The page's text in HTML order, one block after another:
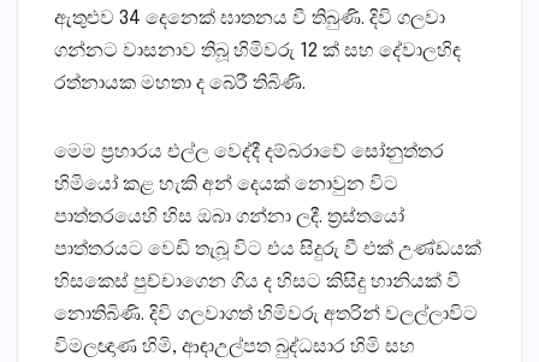
ඇතුළුව 34 දෙනෙක්‌ ඝාතනය වී තිබුණි. දිවි ගලවා
ගන්නට වාසනාව තිබූ හිමිවරු 12 ක්‌ සහ දේවාලහිඳ
රත්නායක මහතා ද බේරී තිබිණි.
මෙම ප්‍රහාරය එල්ල වෙද්දී දම්බරාවේ සෝනුත්තර
හිමියෝ කළ හැකි අන් දෙයක්‌ නොවුන විට
පාත්තරයෙහි හිස ඔබා ගන්නා ලදී. ත්‍රස්‌තයෝ
පාත්තරයට වෙඩි තැබූ විට එය සිදුරු වී එක්‌ උණ්‌ඩයක්‌
හිසකෙස්‌ පුච්චාගෙන ගිය ද හිසට කිසිදු හානියක්‌ වී
නොතිබිණි. දිවි ගලවාගත් හිමිවරු අතරින් වලල්ලාවිට
විමලඥාණ හිමි, ආඳාඋල්පත බුද්ධසාර හිමි සහ